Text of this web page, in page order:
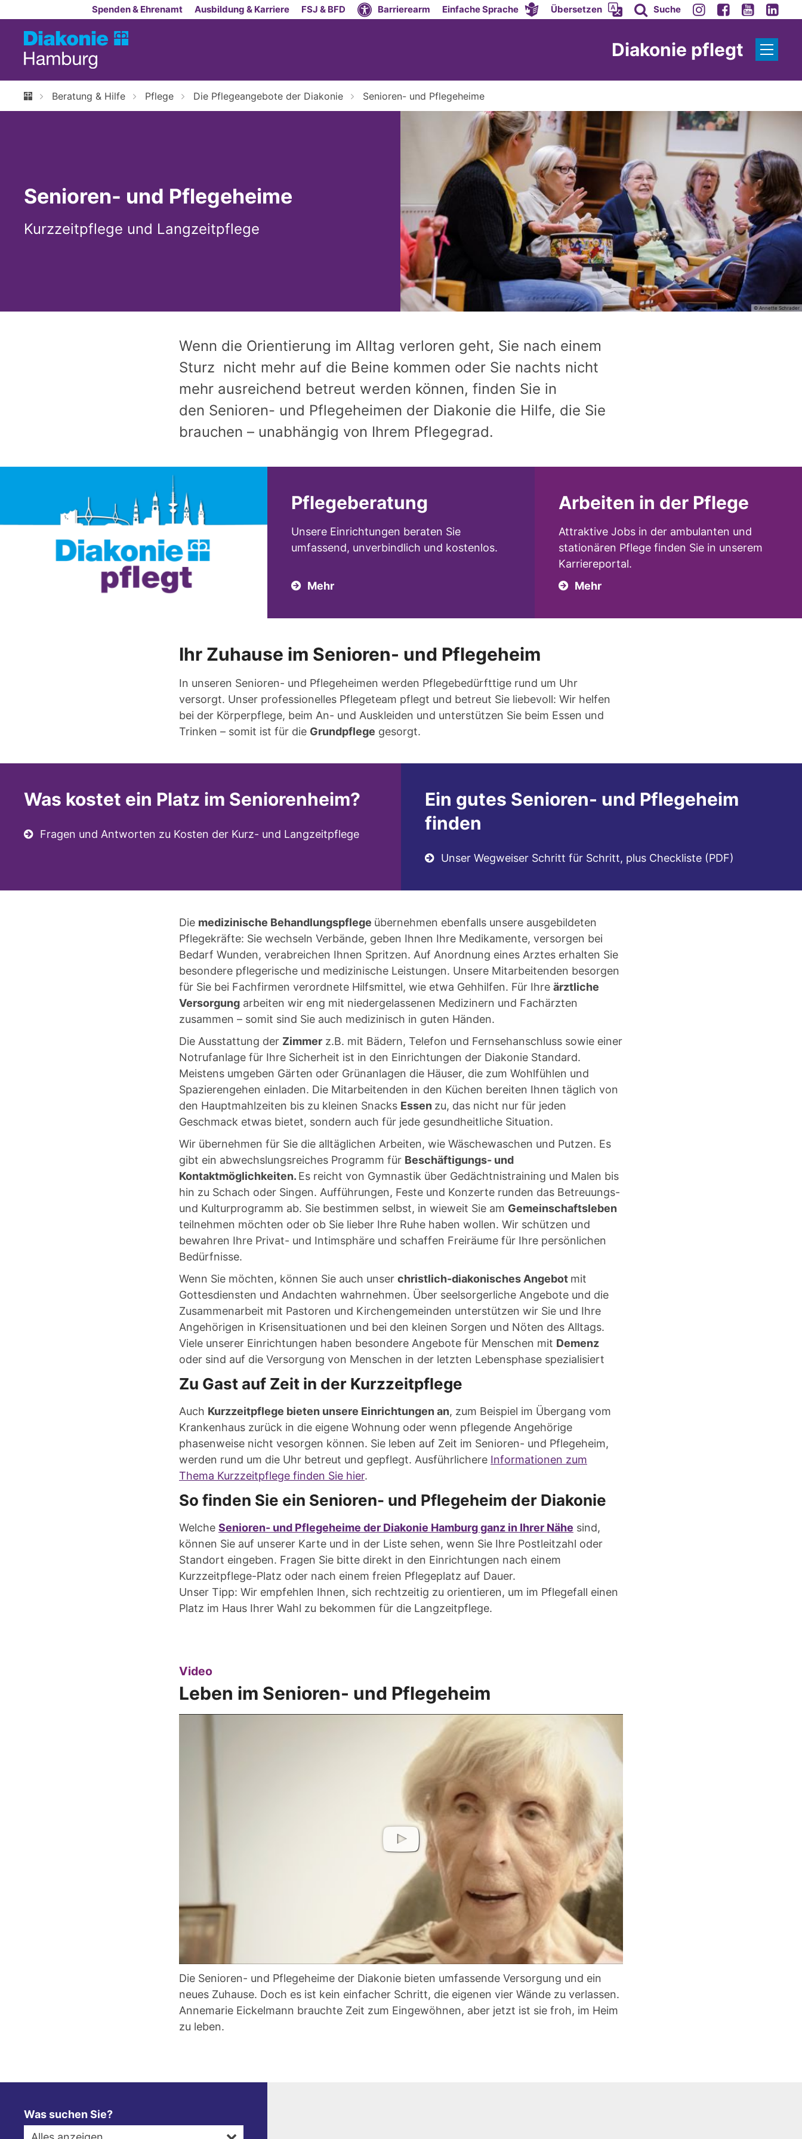
Zum Inhalt springenSpenden & Ehrenamt Ausbildung & Karriere FSJ & BFD Barrierearm Einfache Sprache Übersetzen Suche
Diakonie pflegt
Beratung & Hilfe Pflege Die Pflegeangebote der Diakonie Senioren- und Pflegeheime
© Annette Schrader
Senioren- und Pflegeheime
Kurzzeitpflege und Langzeitpflege
Wenn die Orientierung im Alltag verloren geht, Sie nach einem
Sturz nicht mehr auf die Beine kommen oder Sie nachts nicht
mehr ausreichend betreut werden können, finden Sie in
den Senioren- und Pflegeheimen der Diakonie die Hilfe, die Sie
brauchen – unabhängig von Ihrem Pflegegrad.
Pflegeberatung
Unsere Einrichtungen beraten Sie
umfassend, unverbindlich und kostenlos.
Mehr
Arbeiten in der Pflege
Attraktive Jobs in der ambulanten und
stationären Pflege finden Sie in unserem
Karriereportal.
Mehr
Ihr Zuhause im Senioren- und Pflegeheim
In unseren Senioren- und Pflegeheimen werden Pflegebedürfttige rund um Uhr
versorgt. Unser professionelles Pflegeteam pflegt und betreut Sie liebevoll: Wir helfen
bei der Körperpflege, beim An- und Auskleiden und unterstützen Sie beim Essen und
Trinken – somit ist für die Grundpflege gesorgt.
Ein gutes Senioren- und Pflegeheim
finden
Unser Wegweiser Schritt für Schritt, plus Checkliste (PDF)
Was kostet ein Platz im Seniorenheim?
Fragen und Antworten zu Kosten der Kurz- und Langzeitpflege
Die medizinische Behandlungspflege übernehmen ebenfalls unsere ausgebildeten
Pflegekräfte: Sie wechseln Verbände, geben Ihnen Ihre Medikamente, versorgen bei
Bedarf Wunden, verabreichen Ihnen Spritzen. Auf Anordnung eines Arztes erhalten Sie
besondere pflegerische und medizinische Leistungen. Unsere Mitarbeitenden besorgen
für Sie bei Fachfirmen verordnete Hilfsmittel, wie etwa Gehhilfen. Für Ihre ärztliche
Versorgung arbeiten wir eng mit niedergelassenen Medizinern und Fachärzten
zusammen – somit sind Sie auch medizinisch in guten Händen.
Die Ausstattung der Zimmer z.B. mit Bädern, Telefon und Fernsehanschluss sowie einer
Notrufanlage für Ihre Sicherheit ist in den Einrichtungen der Diakonie Standard.
Meistens umgeben Gärten oder Grünanlagen die Häuser, die zum Wohlfühlen und
Spazierengehen einladen. Die Mitarbeitenden in den Küchen bereiten Ihnen täglich von
den Hauptmahlzeiten bis zu kleinen Snacks Essen zu, das nicht nur für jeden
Geschmack etwas bietet, sondern auch für jede gesundheitliche Situation.
Wir übernehmen für Sie die alltäglichen Arbeiten, wie Wäschewaschen und Putzen. Es
gibt ein abwechslungsreiches Programm für Beschäftigungs- und
Kontaktmöglichkeiten. Es reicht von Gymnastik über Gedächtnistraining und Malen bis
hin zu Schach oder Singen. Aufführungen, Feste und Konzerte runden das Betreuungs-
und Kulturprogramm ab. Sie bestimmen selbst, in wieweit Sie am Gemeinschaftsleben
teilnehmen möchten oder ob Sie lieber Ihre Ruhe haben wollen. Wir schützen und
bewahren Ihre Privat- und Intimsphäre und schaffen Freiräume für Ihre persönlichen
Bedürfnisse.
Wenn Sie möchten, können Sie auch unser christlich-diakonisches Angebot mit
Gottesdiensten und Andachten wahrnehmen. Über seelsorgerliche Angebote und die
Zusammenarbeit mit Pastoren und Kirchengemeinden unterstützen wir Sie und Ihre
Angehörigen in Krisensituationen und bei den kleinen Sorgen und Nöten des Alltags.
Viele unserer Einrichtungen haben besondere Angebote für Menschen mit Demenz
oder sind auf die Versorgung von Menschen in der letzten Lebensphase spezialisiert
Zu Gast auf Zeit in der Kurzzeitpflege
Auch Kurzzeitpflege bieten unsere Einrichtungen an, zum Beispiel im Übergang vom
Krankenhaus zurück in die eigene Wohnung oder wenn pflegende Angehörige
phasenweise nicht vesorgen können. Sie leben auf Zeit im Senioren- und Pflegeheim,
werden rund um die Uhr betreut und gepflegt. Ausführlichere Informationen zum
Thema Kurzzeitpflege finden Sie hier.
So finden Sie ein Senioren- und Pflegeheim der Diakonie
Welche Senioren- und Pflegeheime der Diakonie Hamburg ganz in Ihrer Nähe sind,
können Sie auf unserer Karte und in der Liste sehen, wenn Sie Ihre Postleitzahl oder
Standort eingeben. Fragen Sie bitte direkt in den Einrichtungen nach einem
Kurzzeitpflege-Platz oder nach einem freien Pflegeplatz auf Dauer.
Unser Tipp: Wir empfehlen Ihnen, sich rechtzeitig zu orientieren, um im Pflegefall einen
Platz im Haus Ihrer Wahl zu bekommen für die Langzeitpflege.
Video:
Leben im Senioren- und Pflegeheim
Die Senioren- und Pflegeheime der Diakonie bieten umfassende Versorgung und ein
neues Zuhause. Doch es ist kein einfacher Schritt, die eigenen vier Wände zu verlassen.
Annemarie Eickelmann brauchte Zeit zum Eingewöhnen, aber jetzt ist sie froh, im Heim
zu leben.
Was suchen Sie?